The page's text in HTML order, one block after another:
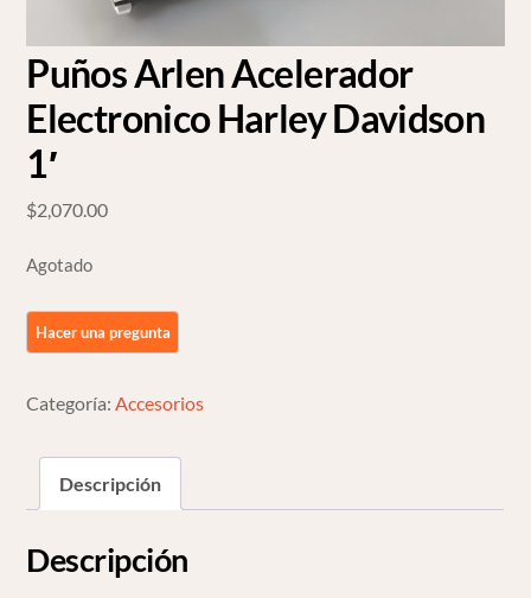
Puños Arlen Acelerador
Electronico Harley Davidson
1′
$2,070.00
Agotado
Categoría:Accesorios
Descripción
Descripción